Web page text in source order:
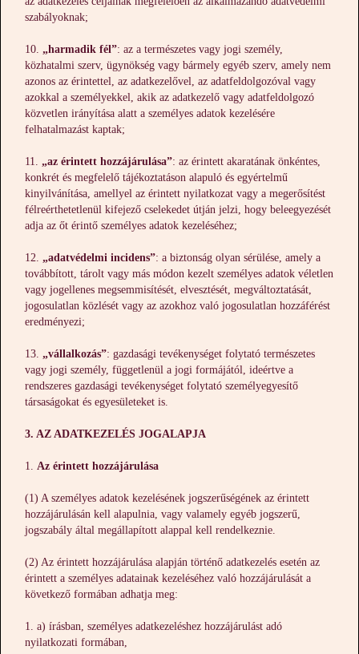
szabályoknak;
„harmadik fél”: az a természetes vagy jogi személy,
közhatalmi szerv, ügynökség vagy bármely egyéb szerv, amely nem
azonos az érintettel, az adatkezelővel, az adatfeldolgozóval vagy
azokkal a személyekkel, akik az adatkezelő vagy adatfeldolgozó
közvetlen irányítása alatt a személyes adatok kezelésére
felhatalmazást kaptak;
„az érintett hozzájárulása”: az érintett akaratának önkéntes,
konkrét és megfelelő tájékoztatáson alapuló és egyértelmű
kinyilvánítása, amellyel az érintett nyilatkozat vagy a megerősítést
félreérthetetlenül kifejező cselekedet útján jelzi, hogy beleegyezését
adja az őt érintő személyes adatok kezeléséhez;
„adatvédelmi incidens”: a biztonság olyan sérülése, amely a
továbbított, tárolt vagy más módon kezelt személyes adatok véletlen
vagy jogellenes megsemmisítését, elvesztését, megváltoztatását,
jogosulatlan közlését vagy az azokhoz való jogosulatlan hozzáférést
eredményezi;
„vállalkozás”: gazdasági tevékenységet folytató természetes
vagy jogi személy, függetlenül a jogi formájától, ideértve a
rendszeres gazdasági tevékenységet folytató személyegyesítő
társaságokat és egyesületeket is.
3. AZ ADATKEZELÉS JOGALAPJA
Az érintett hozzájárulása
(1) A személyes adatok kezelésének jogszerűségének az érintett
hozzájárulásán kell alapulnia, vagy valamely egyéb jogszerű,
jogszabály által megállapított alappal kell rendelkeznie.
(2) Az érintett hozzájárulása alapján történő adatkezelés esetén az
érintett a személyes adatainak kezeléséhez való hozzájárulását a
következő formában adhatja meg:
a) írásban, személyes adatkezeléshez hozzájárulást adó
nyilatkozati formában,